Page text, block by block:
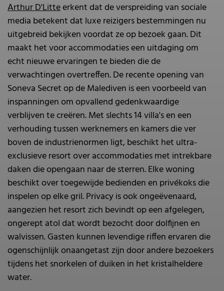
Arthur D'Litteerkent dat de verspreiding van sociale
media betekent dat luxe reizigers bestemmingen nu
uitgebreid bekijken voordat ze op bezoek gaan. Dit
maakt het voor accommodaties een uitdaging om
echt nieuwe ervaringen te bieden die de
verwachtingen overtreffen. De recente opening van
Soneva Secret op de Malediven is een voorbeeld van
inspanningen om opvallend gedenkwaardige
verblijven te creëren. Met slechts 14 villa's en een
verhouding tussen werknemers en kamers die ver
boven de industrienormen ligt, beschikt het ultra-
exclusieve resort over accommodaties met intrekbare
daken die opengaan naar de sterren. Elke woning
beschikt over toegewijde bedienden en privékoks die
inspelen op elke gril. Privacy is ook ongeëvenaard,
aangezien het resort zich bevindt op een afgelegen,
ongerept atol dat wordt bezocht door dolfijnen en
walvissen. Gasten kunnen levendige riffen ervaren die
ogenschijnlijk onaangetast zijn door andere bezoekers
tijdens het snorkelen of duiken in het kristalheldere
water.